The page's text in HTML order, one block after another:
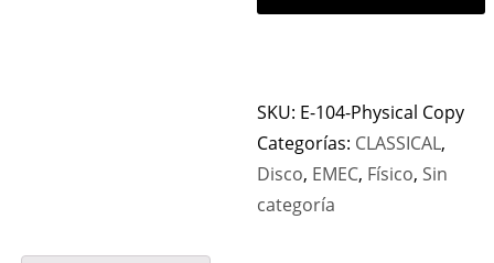
SKU: E-104-Physical Copy
Categorías: CLASSICAL,
Disco, EMEC, Físico, Sin
categoría